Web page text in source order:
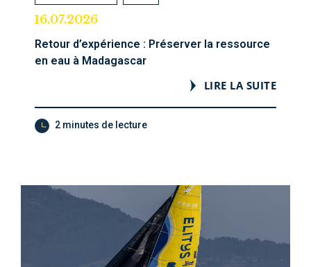
16.07.2026
Retour d’expérience : Préserver la ressource
en eau à Madagascar
LIRE LA SUITE
2 minutes de lecture